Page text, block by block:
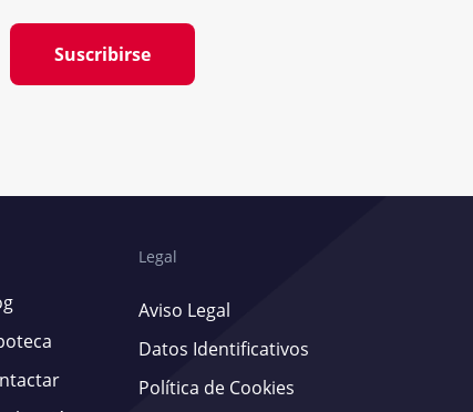
Suscribirse
Legal
Aviso Legal
Datos Identificativos
Política de Cookies